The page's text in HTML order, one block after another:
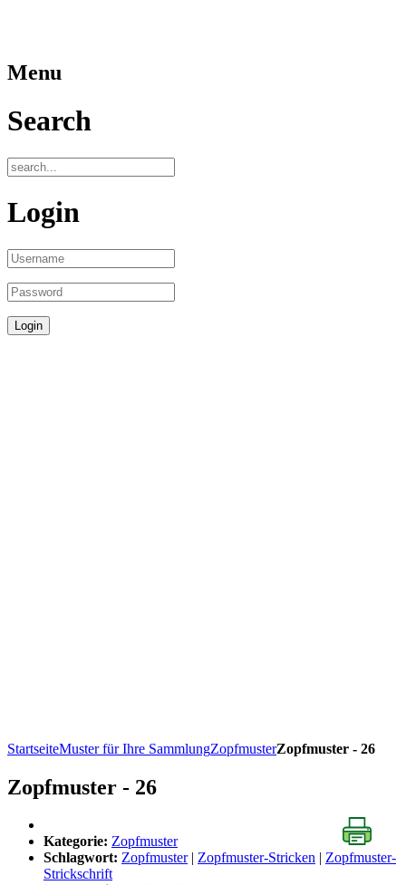
Menu
Search
Login
StartseiteMuster für Ihre SammlungZopfmusterZopfmuster - 26
Zopfmuster - 26
Kategorie: Zopfmuster
Schlagwort: Zopfmuster| Zopfmuster-Stricken
Zopfmuster-
Strickschrift